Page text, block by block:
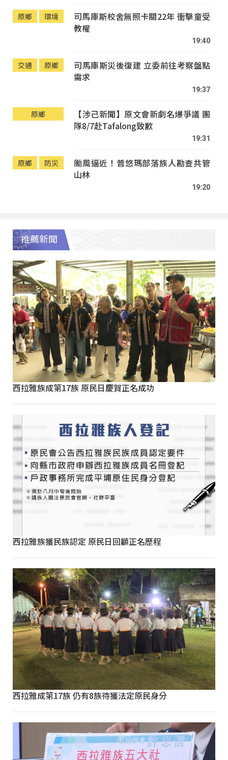
原鄉 環境
司馬庫斯校舍無照卡關22年 衝擊童受
教權
19:40
交通 原鄉
司馬庫斯災後復建 立委前往考察盤點
需求
19:37
原鄉
【涉己新聞】原文會新劇名爆爭議 團
隊8/7赴Tafalong致歉
19:31
原鄉 防災
颱風逼近！普悠瑪部落族人勘查共管
山林
19:20
推薦新聞
西拉雅族成第17族 原民日慶賀正名成功
西拉雅族獲民族認定 原民日回顧正名歷程
西拉雅成第17族 仍有8族待獲法定原民身分